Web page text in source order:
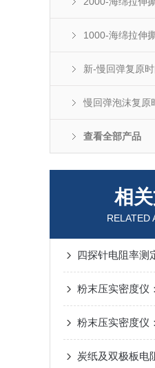
1000-海绵拉伸
新-慢回弹复原
慢回弹泡沫复原
查看全部产品
相
RELATED
粉末压实密度仪